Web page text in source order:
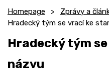
Homepage Zprávy a
Hradecký tým se vrací ke
Hradecký tým
názvu